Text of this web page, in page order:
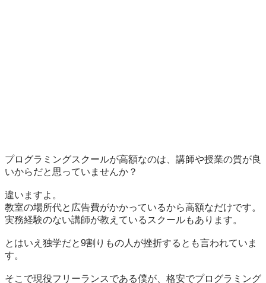
プログラミングスクールが高額なのは、講師や授業の質が良
いからだと思っていませんか？
違いますよ。
教室の場所代と広告費がかかっているから高額なだけです。
実務経験のない講師が教えているスクールもあります。
とはいえ独学だと9割りもの人が挫折するとも言われていま
す。
そこで現役フリーランスである僕が、格安でプログラミング